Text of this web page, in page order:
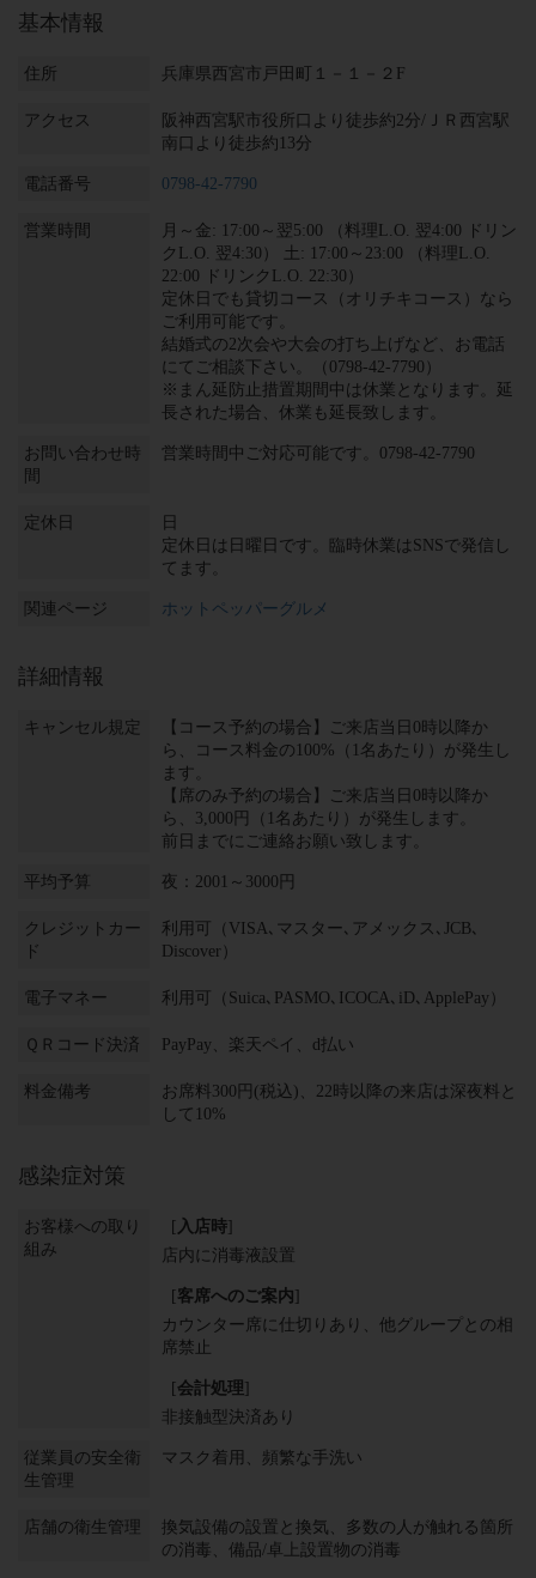
基本情報
住所 兵庫県西宮市戸田町１－１－２F
アクセス
阪神西宮駅市役所口より徒歩約2分/ＪＲ西宮駅
南口より徒歩約13分
電話番号 0798-42-7790
営業時間
月～金: 17:00～翌5:00 （料理L.O. 翌4:00 ドリン
クL.O. 翌4:30） 土: 17:00～23:00 （料理L.O.
22:00 ドリンクL.O. 22:30）
定休日でも貸切コース（オリチキコース）なら
ご利用可能です。
結婚式の2次会や大会の打ち上げなど、お電話
にてご相談下さい。（0798-42-7790）
※まん延防止措置期間中は休業となります。延
長された場合、休業も延長致します。
お問い合わせ時
間
営業時間中ご対応可能です。0798-42-7790
定休日
日
定休日は日曜日です。臨時休業はSNSで発信し
てます。
関連ページ ホットペッパーグルメ
詳細情報
キャンセル規定
【コース予約の場合】ご来店当日0時以降か
ら、コース料金の100%（1名あたり）が発生し
ます。
【席のみ予約の場合】ご来店当日0時以降か
ら、3,000円（1名あたり）が発生します。
前日までにご連絡お願い致します。
平均予算 夜：2001～3000円
クレジットカー
ド
利用可（VISA､マスター､アメックス､JCB､
Discover）
電子マネー 利用可（Suica､PASMO､ICOCA､iD､ApplePay）
ＱＲコード決済 PayPay、楽天ペイ、d払い
料金備考
お席料300円(税込)、22時以降の来店は深夜料と
して10%
感染症対策
お客様への取り
組み
[ 入店時]
店内に消毒液設置
[客席へのご案内]
カウンター席に仕切りあり
他グループとの相
席禁止
[会計処理]
非接触型決済あり
従業員の安全衛
生管理
マスク着用 頻繁な手洗い
店舗の衛生管理 換気設備の設置と換気
多数の人が触れる箇所
の消毒
備品/卓上設置物の消毒